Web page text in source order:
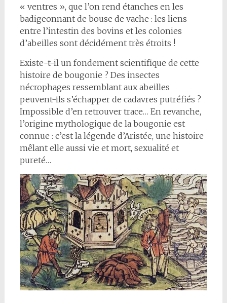
« ventres », que l’on rend étanches en les
badigeonnant de bouse de vache : les liens
entre l’intestin des bovins et les colonies
d’abeilles sont décidément très étroits !
Existe-t-il un fondement scientifique de cette
histoire de bougonie ? Des insectes
nécrophages ressemblant aux abeilles
peuvent-ils s’échapper de cadavres putréfiés ?
Impossible d’en retrouver trace… En revanche,
l’origine mythologique de la bougonie est
connue : c’est la légende d’Aristée, une histoire
mêlant elle aussi vie et mort, sexualité et
pureté…